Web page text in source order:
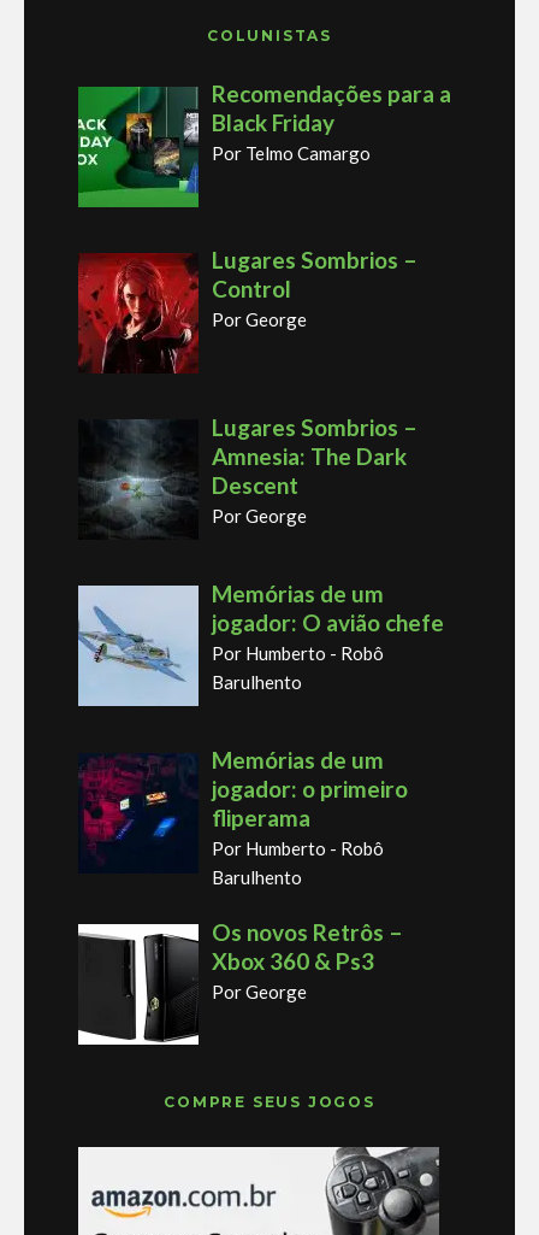
COLUNISTAS
Recomendações para a
Black Friday
Por Telmo Camargo
Lugares Sombrios –
Control
Por George
Lugares Sombrios –
Amnesia: The Dark
Descent
Por George
Memórias de um
jogador: O avião chefe
Por Humberto - Robô
Barulhento
Memórias de um
jogador: o primeiro
fliperama
Por Humberto - Robô
Barulhento
Os novos Retrôs –
Xbox 360 & Ps3
Por George
COMPRE SEUS JOGOS